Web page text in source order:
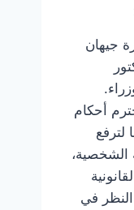
جيهان
أحكام
لترفع
الشخصية،
في